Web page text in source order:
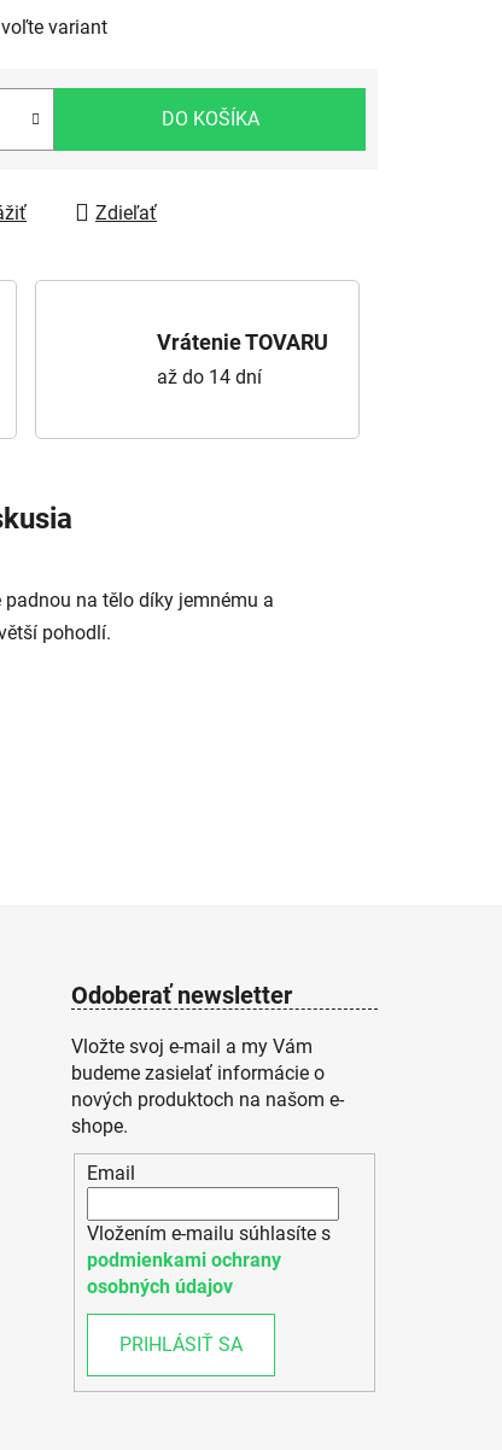
variant
DO KOŠÍKA
Zdieľať
Vrátenie TOVARU
až do 14 dní
na tělo díky jemnému a
pohodlí.
Odoberať newsletter
Vložte svoj e-mail a my Vám
budeme zasielať informácie o
nových produktoch na našom e-
shope.
Email
Vložením e-mailu súhlasíte s
podmienkami ochrany
osobných údajov
PRIHLÁSIŤ SA